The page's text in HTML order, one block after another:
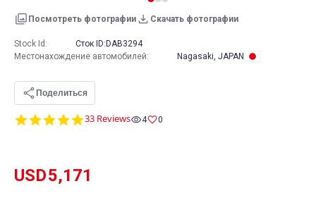
Посмотреть фотографии Скачать фотографии
4.9
33 Reviews 4 0
USD5,171
Stock Id: Сток ID: DAB3294
Местонахождение автомобилей: Nagasaki, JAPAN
Поделиться